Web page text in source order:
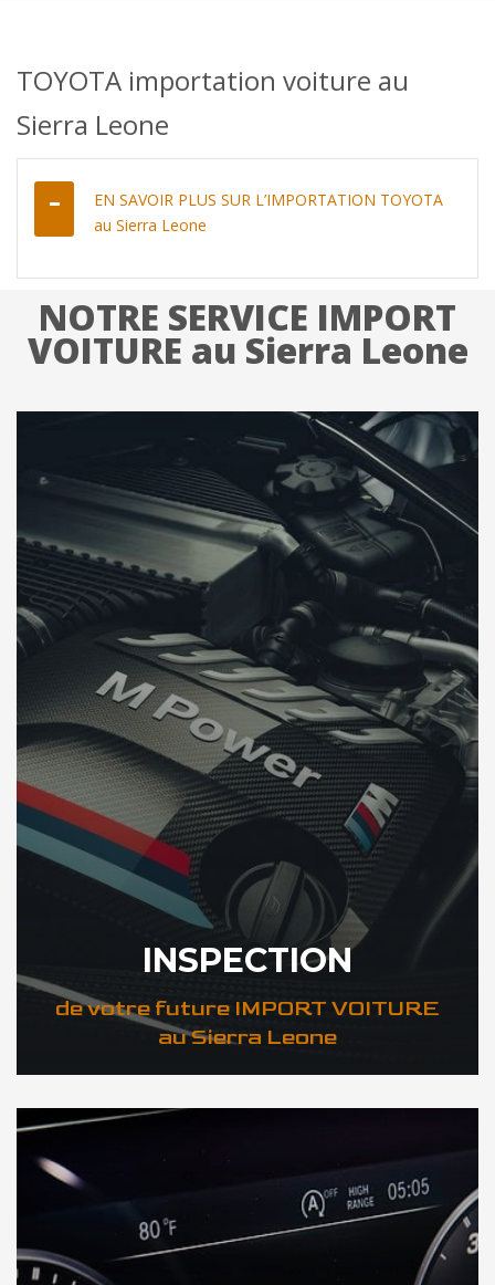
TOYOTA importation voiture au
Sierra Leone
EN SAVOIR PLUS SUR L’IMPORTATION TOYOTA
au Sierra Leone
NOTRE SERVICE IMPORT
VOITURE au Sierra Leone
INSPECTION
de votre future IMPORT VOITURE
au Sierra Leone
DÉCOUVREZ VOTRE INSPECTION AUTO au Sierra Leone